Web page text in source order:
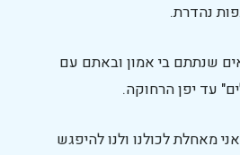
נהדרת.
שנתתם בי אמון ובאתם עם
עד יפן הרחוקה.
מאחלת לכולנו ולנו להיפגש